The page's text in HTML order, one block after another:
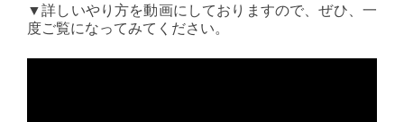
▼詳しいやり方を動画にしておりますので、ぜひ、一
度ご覧になってみてください。